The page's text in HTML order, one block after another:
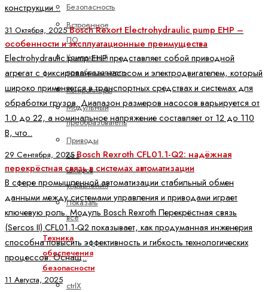
Безопасность
Встроенное
ПО
Компактный
преобразователь
Контроллеры
Модульный
преобразователь
Приводы
без
шкафов
управления
Показать
все
Техника
обеспечения
безопасности
ctrlX
конструкции ..
31 Октября, 2025Bosch Rexort Electrohydraulic pump EHP –
особенности и эксплуатационные преимущества
Electrohydraulic pump EHP представляет собой приводной
агрегат с фиксированным насосом и электродвигателем, который
широко применяется в транспортных средствах и системах для
обработки грузов. Диапазон размеров насосов варьируется от
1.0 до 22, а номинальное напряжение составляет от 12 до 110
В, что..
29 Сентября, 2025Bosch Rexroth CFL01.1-Q2: надёжная
перекрёстная связь в системах автоматизации
В сфере промышленной автоматизации стабильный обмен
данными между системами управления и приводами играет
ключевую роль. Модуль Bosch Rexroth Перекрёстная связь
(Sercos II) CFL01.1-Q2 показывает, как продуманная инженерия
способна повысить эффективность и гибкость технологических
процессов. Оснащ..
11 Августа, 2025